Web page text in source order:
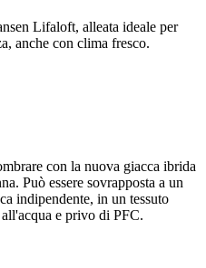
Lifaloft, alleata ideale per
anche con clima fresco.
con la nuova giacca ibrida
Può essere sovrapposta a un
indipendente, in un tessuto
e privo di PFC.